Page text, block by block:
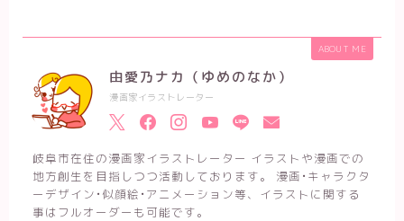
ABOUT ME
由愛乃ナカ（ゆめのなか）
漫画家イラストレーター
岐阜市在住の漫画家イラストレーター イラストや漫画での
地方創生を目指しつつ活動しております。 漫画•キャラクタ
ーデザイン•似顔絵•アニメーション等、イラストに関する
事はフルオーダーも可能です。